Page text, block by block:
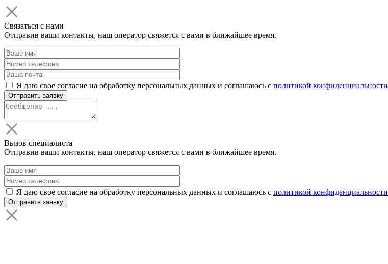
Связаться с нами
Отправив ваши контакты, наш оператор свяжется с вами в ближайшее время.
Я даю свое согласие на обработку персональных данных и соглашаюсь с политикой конфиденциальности
Вызов специалиста
Отправив ваши контакты, наш оператор свяжется с вами в ближайшее время.
Я даю свое согласие на обработку персональных данных и соглашаюсь с политикой конфиденциальности